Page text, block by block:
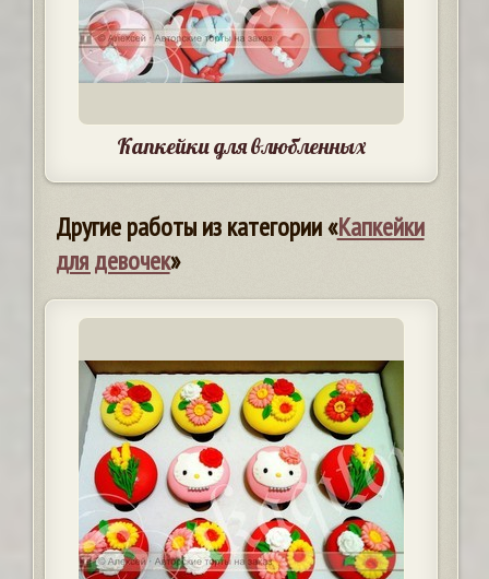
Капкейки для влюбленных
Другие работы из категории «Капкейки
для девочек»